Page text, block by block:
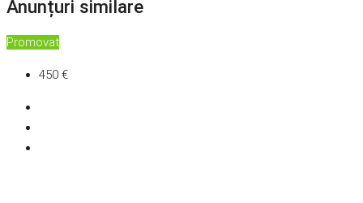
Anunțuri similare
Promovat
450 €